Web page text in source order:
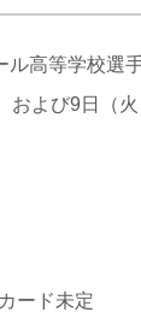
高等学校選
および9日（
ード未定